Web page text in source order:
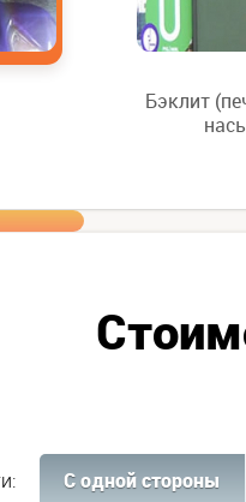
Бэклит
C одной стороны